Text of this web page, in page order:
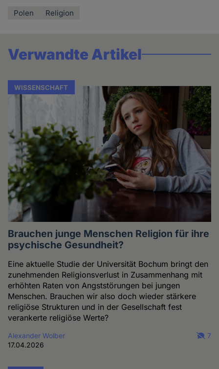
Polen Religion
Verwandte Artikel
WISSENSCHAFT
Brauchen junge Menschen Religion für ihre
psychische Gesundheit?
Eine aktuelle Studie der Universität Bochum bringt den
zunehmenden Religionsverlust in Zusammenhang mit
erhöhten Raten von Angststörungen bei jungen
Menschen. Brauchen wir also doch wieder stärkere
religiöse Strukturen und in der Gesellschaft fest
verankerte religiöse Werte?
Alexander Wolber
17.04.2026
7